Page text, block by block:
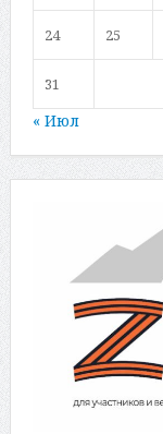
24 25
31
« Июл